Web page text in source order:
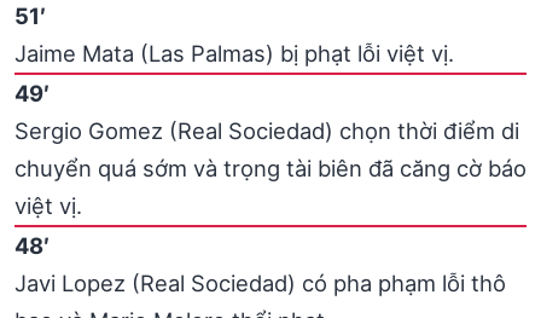
51′
Jaime Mata (Las Palmas) bị phạt lỗi việt vị.
49′
Sergio Gomez (Real Sociedad) chọn thời điểm di
chuyển quá sớm và trọng tài biên đã căng cờ báo
việt vị.
48′
Javi Lopez (Real Sociedad) có pha phạm lỗi thô